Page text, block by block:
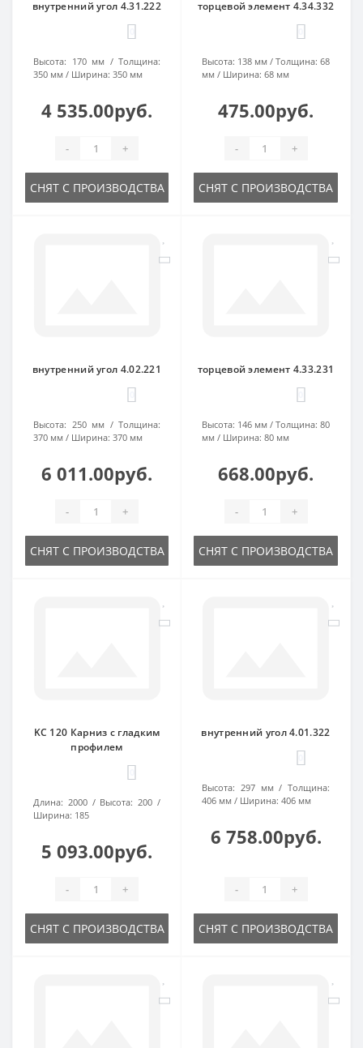
внутренний угол 4.31.222
Высота: 170 мм
Толщина:
350 мм
Ширина: 350 мм
4 535.00руб.
- +
СНЯТ С ПРОИЗВОДСТВА
торцевой элемент 4.34.332
Высота: 138 мм Толщина: 68
мм
Ширина: 68 мм
475.00руб.
- +
СНЯТ С ПРОИЗВОДСТВА
внутренний угол 4.02.221
Высота: 250 мм
Толщина:
370 мм
Ширина: 370 мм
6 011.00руб.
- +
СНЯТ С ПРОИЗВОДСТВА
торцевой элемент 4.33.231
Высота: 146 мм Толщина: 80
мм
Ширина: 80 мм
668.00руб.
- +
СНЯТ С ПРОИЗВОДСТВА
KC 120 Карниз с гладким
профилем
Длина: 2000 Высота: 200
Ширина: 185
5 093.00руб.
- +
СНЯТ С ПРОИЗВОДСТВА
внутренний угол 4.01.322
Высота: 297 мм
Толщина:
406 мм
Ширина: 406 мм
6 758.00руб.
- +
СНЯТ С ПРОИЗВОДСТВА